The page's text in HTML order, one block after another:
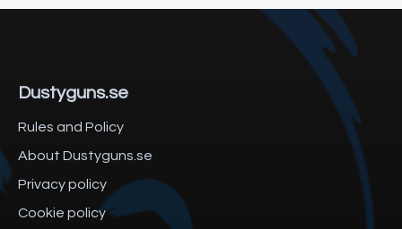
Dustyguns.se
Rules and Policy
About Dustyguns.se
Privacy policy
Cookie policy